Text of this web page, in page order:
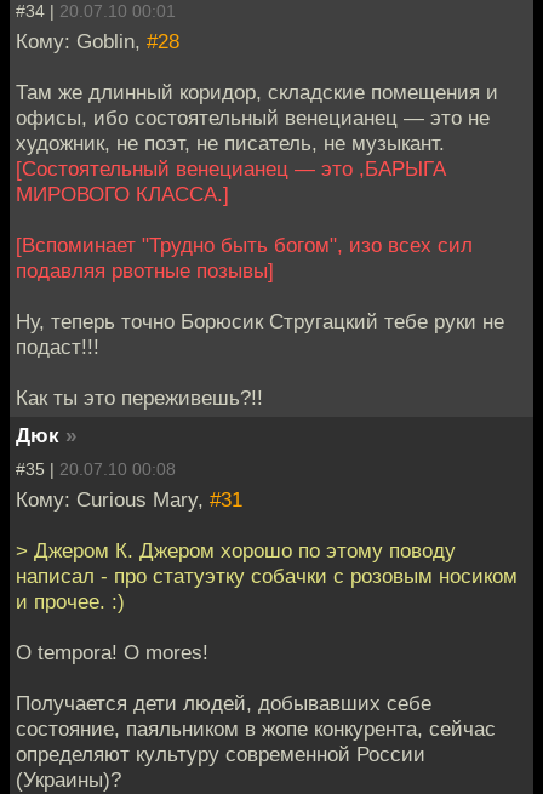
#34 | 20.07.10 00:01
Кому: Goblin, #28
Там же длинный коридор, складские помещения и
офисы, ибо состоятельный венецианец — это не
художник, не поэт, не писатель, не музыкант.
[Состоятельный венецианец — это ,БАРЫГА
МИРОВОГО КЛАССА.]
[Вспоминает "Трудно быть богом", изо всех сил
подавляя рвотные позывы]
Ну, теперь точно Борюсик Стругацкий тебе руки не
подаст!!!
Как ты это переживешь?!!
Дюк »
#35 | 20.07.10 00:08
Кому: Curious Mary, #31
> Джером К. Джером хорошо по этому поводу
написал - про статуэтку собачки с розовым носиком
и прочее. :)
O tempora! O mores!
Получается дети людей, добывавших себе
состояние, паяльником в жопе конкурента, сейчас
определяют культуру современной России
(Украины)?